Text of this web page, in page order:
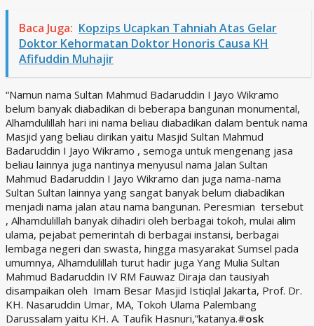
Baca Juga: Kopzips Ucapkan Tahniah Atas Gelar
Doktor Kehormatan Doktor Honoris Causa KH
Afifuddin Muhajir
“Namun nama Sultan Mahmud Badaruddin I Jayo Wikramo
belum banyak diabadikan di beberapa bangunan monumental,
Alhamdulillah hari ini nama beliau diabadikan dalam bentuk nama
Masjid yang beliau dirikan yaitu Masjid Sultan Mahmud
Badaruddin I Jayo Wikramo , semoga untuk mengenang jasa
beliau lainnya juga nantinya menyusul nama Jalan Sultan
Mahmud Badaruddin I Jayo Wikramo dan juga nama-nama
Sultan Sultan lainnya yang sangat banyak belum diabadikan
menjadi nama jalan atau nama bangunan. Peresmian tersebut
, Alhamdulillah banyak dihadiri oleh berbagai tokoh, mulai alim
ulama, pejabat pemerintah di berbagai instansi, berbagai
lembaga negeri dan swasta, hingga masyarakat Sumsel pada
umumnya, Alhamdulillah turut hadir juga Yang Mulia Sultan
Mahmud Badaruddin IV RM Fauwaz Diraja dan tausiyah
disampaikan oleh Imam Besar Masjid Istiqlal Jakarta, Prof. Dr.
KH. Nasaruddin Umar, MA, Tokoh Ulama Palembang
Darussalam yaitu KH. A. Taufik Hasnuri,”katanya.#osk